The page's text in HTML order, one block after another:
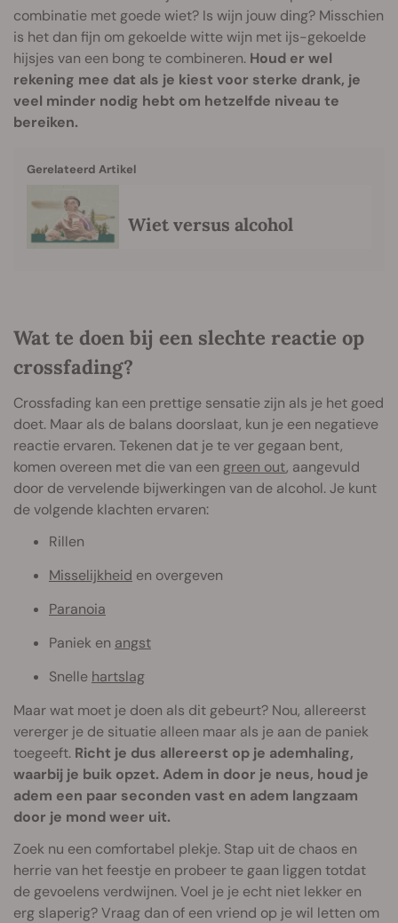
combinatie met goede wiet? Is wijn jouw ding? Misschien
is het dan fijn om gekoelde witte wijn met ijs-gekoelde
hijsjes van een bong te combineren. Houd er wel
rekening mee dat als je kiest voor sterke drank, je
veel minder nodig hebt om hetzelfde niveau te
bereiken.
Gerelateerd Artikel
Wiet versus alcohol
Wat te doen bij een slechte reactie op
crossfading?
Crossfading kan een prettige sensatie zijn als je het goed
doet. Maar als de balans doorslaat, kun je een negatieve
reactie ervaren. Tekenen dat je te ver gegaan bent,
komen overeen met die van een green out, aangevuld
door de vervelende bijwerkingen van de alcohol. Je kunt
de volgende klachten ervaren:
Rillen
Misselijkheid en overgeven
Paranoia
Paniek en angst
Snelle hartslag
Maar wat moet je doen als dit gebeurt? Nou, allereerst
vererger je de situatie alleen maar als je aan de paniek
toegeeft. Richt je dus allereerst op je ademhaling,
waarbij je buik opzet. Adem in door je neus, houd je
adem een paar seconden vast en adem langzaam
door je mond weer uit.
Zoek nu een comfortabel plekje. Stap uit de chaos en
herrie van het feestje en probeer te gaan liggen totdat
de gevoelens verdwijnen. Voel je je echt niet lekker en
erg slaperig? Vraag dan of een vriend op je wil letten om